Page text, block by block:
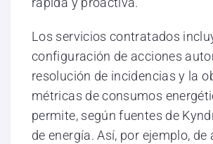
Los servicios contratados
configuración de acciones
resolución de incidencias y la
métricas de consumos
permite, según fuentes de
de energía. Así, por ejemplo, de